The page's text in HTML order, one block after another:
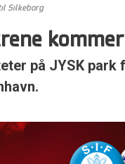
Silkeborg
på JYSK